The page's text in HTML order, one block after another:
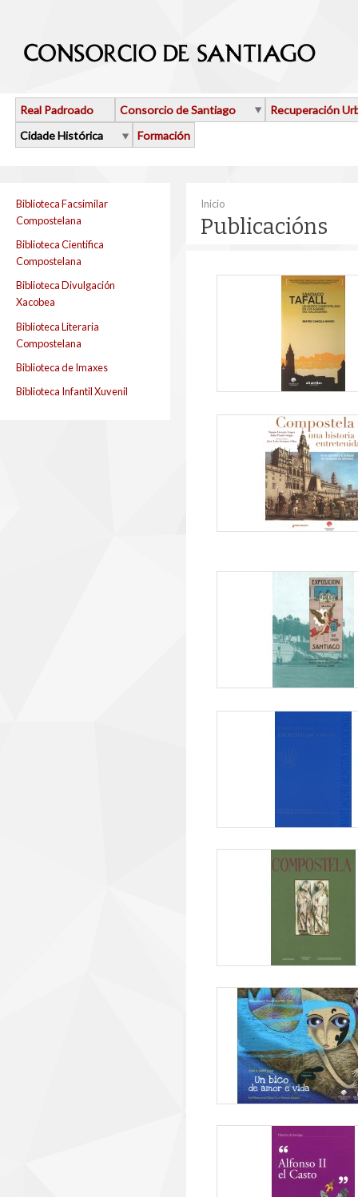
Real Padroado Consorcio de Santiago
Recuperación
Cidade Histórica
Formación
Biblioteca Facsimilar
Compostelana
Biblioteca Cientifica
Compostelana
Biblioteca Divulgación
Xacobea
Biblioteca Literaria
Compostelana
Biblioteca de Imaxes
Biblioteca Infantil Xuvenil
Vostede está aquí
Inicio
Publicacións